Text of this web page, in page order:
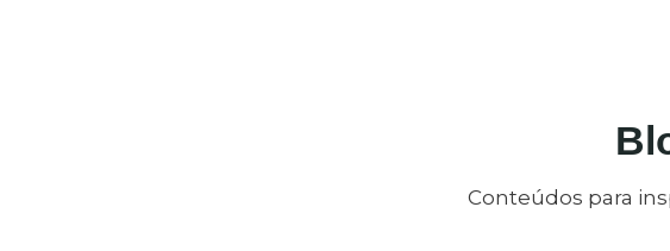
Conteúdos para